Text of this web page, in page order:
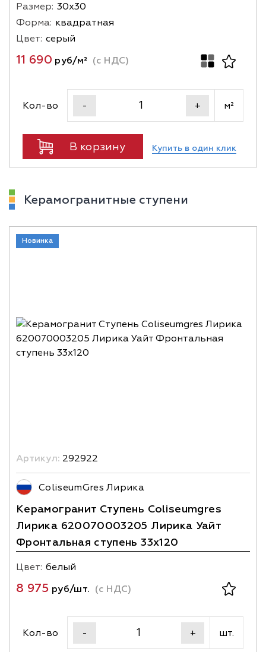
Размер: 30х30
Форма: квадратная
Цвет: серый
11 690 руб/м² (с НДС)
Кол-во - + м²
В корзину Купить в один клик
Керамогранитные ступени
Новинка
Артикул: 292922
ColiseumGres Лирика
Керамогранит Ступень Coliseumgres
Лирика 620070003205 Лирика Уайт
Фронтальная ступень 33x120
Цвет: белый
8 975 руб/шт. (с НДС)
Кол-во - + шт.